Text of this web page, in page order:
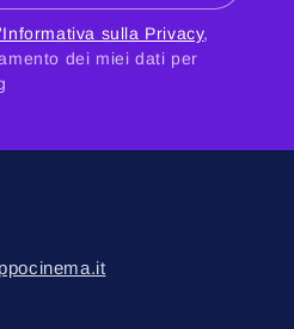
sulla Privacy,
dei miei dati per